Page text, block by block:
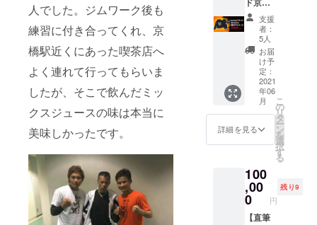
人でした。ジムワーク後も
練習に付き合ってくれ、京
橋駅近くにあった喫茶店へ
よく連れて行ってもらいま
したが、そこで飲んだミッ
クスジュースの味は本当に
美味しかったです。
しかね
ますの
で、何
卒ご了
承くだ
さい。
産のた
め、お
届けに
お時間
をいた
だきま
す。 ※
ご支援
確定後
の返
キャン
セル・
応いた
しかね
ますの
で、何
卒ご了
デック
ス
（SPAN
DEX）
5%
伸縮
性、速
乾性に
優れて
います
※Ｔシャ
ナルサ
イズの
ため、
日本サ
イズよ
（S/M/L
/XL） ・
デザイ
ン：背
面のみ
・素
材：ポ
リエス
テル
100％ ※
イン
ターナ
め、日
本サイ
ズより
大きめ
です ※
モデル
限定サ
ウナ
スーツ
上下】
クラウ
ドファ
ンディ
ング限
定商品
・京口
選手の
愛
D
BOY"ロ
ゴ入り
・サイ
ズ：大
支援
者：
5人
お届
け予
定：
2021
年06
月
詳細を見る
こ
の
リ
タ
ー
ン
を
選
択
す
る
100
,00
0 円
残り9
【直筆